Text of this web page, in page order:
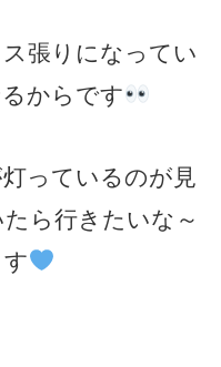
張りになってい
からです
っているのが見
ら行きたいな～